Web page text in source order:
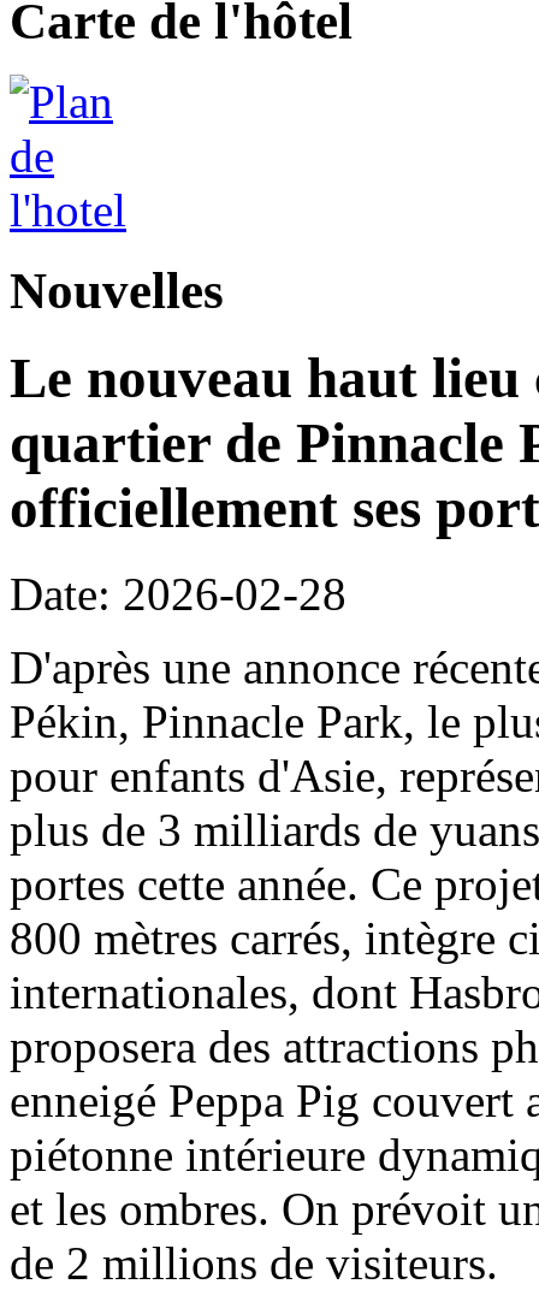
Carte de l'hôtel
Nouvelles
Le nouveau haut
quartier de Pinnacle
officiellement ses
Date: 2026-02-28
D'après une annonce
Pékin, Pinnacle Park, le
pour enfants d'Asie,
plus de 3 milliards de
portes cette année. Ce
800 mètres carrés, intègre
internationales, dont
proposera des attractions
enneigé Peppa Pig couvert
piétonne intérieure
et les ombres. On prévoit
de 2 millions de visiteurs.